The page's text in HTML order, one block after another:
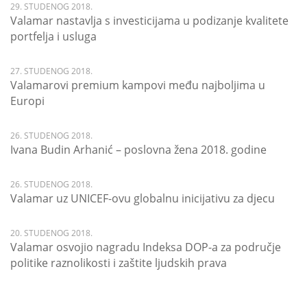
29. STUDENOG 2018.
Valamar nastavlja s investicijama u podizanje kvalitete
portfelja i usluga
27. STUDENOG 2018.
Valamarovi premium kampovi među najboljima u
Europi
26. STUDENOG 2018.
Ivana Budin Arhanić – poslovna žena 2018. godine
26. STUDENOG 2018.
Valamar uz UNICEF-ovu globalnu inicijativu za djecu
20. STUDENOG 2018.
Valamar osvojio nagradu Indeksa DOP-a za područje
politike raznolikosti i zaštite ljudskih prava